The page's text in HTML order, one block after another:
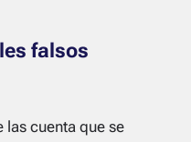
falsos
cuenta que se